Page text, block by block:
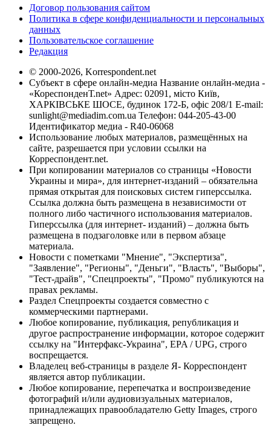
Договор пользования сайтом
Политика в сфере конфиденциальности и персональных
данных
Пользовательское соглашение
Редакция
© 2000-2026, Korrespondent.net
Субъект в сфере онлайн-медиа Название онлайн-медиа -
«КореспонденТ.net» Адрес: 02091, місто Київ,
ХАРКІВСЬКЕ ШОСЕ, будинок 172-Б, офіс 208/1 E-mail:
sunlight@mediadim.com.ua Телефон: 044-205-43-00
Идентификатор медиа - R40-06068
Использование любых материалов, размещённых на
сайте, разрешается при условии ссылки на
Корреспондент.net.
При копировании материалов со страницы «Новости
Украины и мира», для интернет-изданий – обязательна
прямая открытая для поисковых систем гиперссылка.
Ссылка должна быть размещена в независимости от
полного либо частичного использования материалов.
Гиперссылка (для интернет- изданий) – должна быть
размещена в подзаголовке или в первом абзаце
материала.
Новости с пометками "Мнение", "Экспертиза",
"Заявление", "Регионы", "Деньги", "Власть", "Выборы",
"Тест-драйв", "Спецпроекты", "Промо" публикуются на
правах рекламы.
Раздел Спецпроекты создается совместно с
коммерческими партнерами.
Любое копирование, публикация, републикация и
другое распространение информации, которое содержит
ссылку на "Интерфакс-Украина", EPA / UPG, строго
воспрещается.
Владелец веб-страницы в разделе Я- Корреспондент
является автор публикации.
Любое копирование, перепечатка и воспроизведение
фотографий и/или аудиовизуальных материалов,
принадлежащих правообладателю Getty Images, строго
запрещено.